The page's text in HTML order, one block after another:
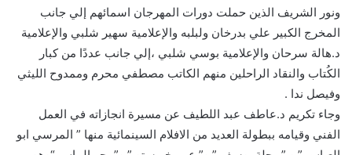
ونور الشريف الذين حملت دورات المهرجان اسمائهم إلي جانب
المخرج الكبير علي بدرخان ولبلبه والإعلامية سهير شلبي والإعلامية
د.هالة سرحان والإعلامية بوسي شلبي ،إلي جانب عددًا من كبار
الكُتاب والنقاد الراحلين منهم الكاتب مصطفي محرم وممدوح الليثي
وفيصل ندا .
وجاء تكريم د.عاطف عبد اللطيف عن مسيرة انجازاته في العمل
الفني وقيامه ببطولة العديد من الافلام السينمائية منها ” المرسي ابو